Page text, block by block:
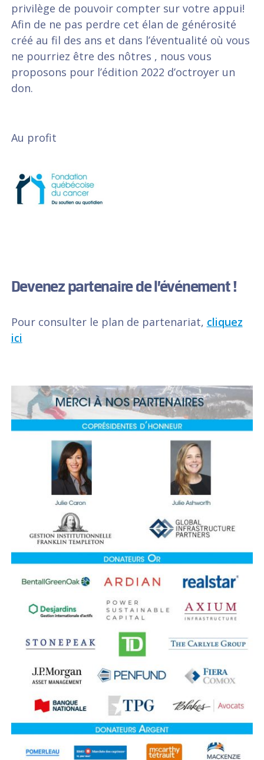
privilège de pouvoir compter sur votre appui!
Afin de ne pas perdre cet élan de générosité
créé au fil des ans et dans l’éventualité où vous
ne pourriez être des nôtres , nous vous
proposons pour l’édition 2022 d’octroyer un
don.
Au profit
Devenez partenaire de l’événement !
Pour consulter le plan de partenariat, cliquez
ici